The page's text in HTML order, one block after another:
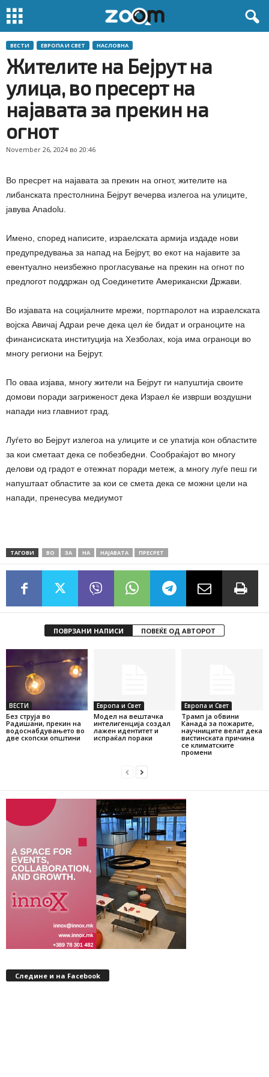
ВЕСТИ ЕВРОПА И СВЕТ НАСЛОВНА
Жителите на Бејрут на
улица, во пресерт на
најавата за прекин на
огнот
November 26, 2024 во 20:46
Во пресрет на најавата за прекин на огнот, жителите на
либанската престолнина Бејрут вечерва излегоа на улиците,
јавува Anadolu.
Имено, според написите, израелската армија издаде нови
предупредувања за напад на Бејрут, во екот на најавите за
евентуално неизбежно прогласување на прекин на огнот по
предлогот поддржан од Соединетите Американски Држави.
Во изјавата на социјалните мрежи, портпаролот на израелската
војска Авичај Адраи рече дека цел ќе бидат и ограноците на
финансиската институција на Хезболах, која има ограноци во
многу региони на Бејрут.
По оваа изјава, многу жители на Бејрут ги напуштија своите
домови поради загриженост дека Израел ќе изврши воздушни
напади низ главниот град.
Луѓето во Бејрут излегоа на улиците и се упатија кон областите
за кои сметаат дека се побезбедни. Сообраќајот во многу
делови од градот е отежнат поради метеж, а многу луѓе пеш ги
напуштаат областите за кои се смета дека се можни цели на
напади, пренесува медиумот
ТАГОВИ ВО ЗА НА НАЈАВАТА ПРЕСРЕТ
ПОВРЗАНИ НАПИСИ ПОВЕЌЕ ОД АВТОРОТ
ВЕСТИ
Без струја во
Радишани, прекин на
водоснабдувањето во
две скопски општини
Европа и Свет
Модел на вештачка
интелигенција создал
лажен идентитет и
испраќал пораки
Европа и Свет
Трамп ја обвини
Канада за пожарите,
научниците велат дека
вистинската причина
се климатските
промени
Следине и на Facebook